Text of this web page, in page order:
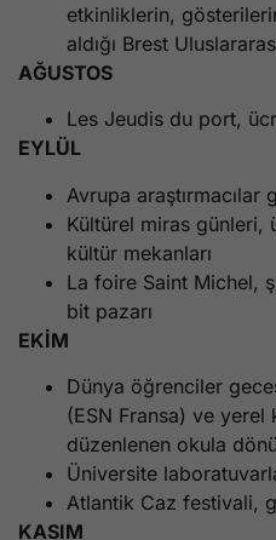
etkinliklerin,
aldığı Brest
AĞUSTOS
Les Jeudis du port,
EYLÜL
Avrupa araştırmacılar
Kültürel miras günleri,
kültür mekanları
La foire Saint Michel,
bit pazarı
EKİM
Dünya öğrenciler
(ESN Fransa) ve yerel
düzenlenen okula
Üniversite
Atlantik Caz festivali,
KASIM